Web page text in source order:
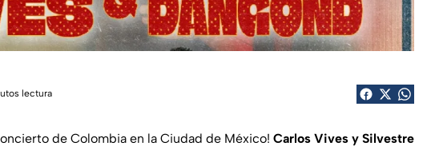
lectura
de Colombia en la Ciudad de México! Carlos Vives y Silvestre